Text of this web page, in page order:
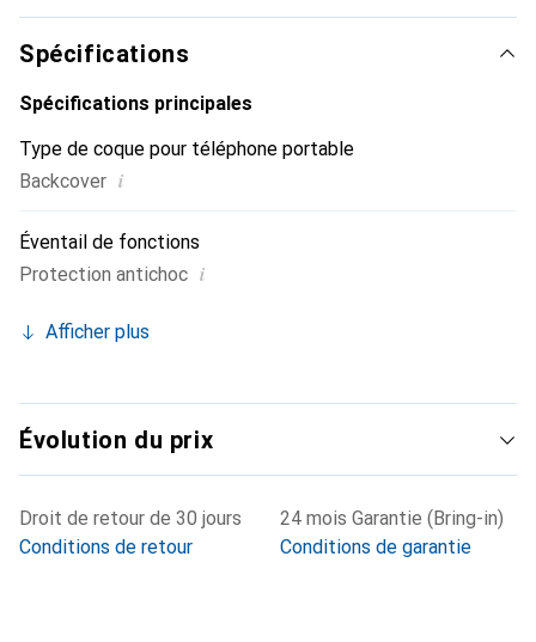
marque Noreve est un choix sûr pour une clientèle
exigeante.
Spécifications
Spécifications principales
Type de coque pour téléphone portable
Backcover i
Éventail de fonctions
Protection antichoc i
Afficher plus
Évolution du prix
Droit de retour de 30 jours
Conditions de retour
24 mois Garantie (Bring-in)
Conditions de garantie